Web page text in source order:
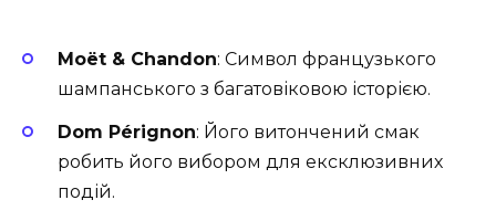
Moët & Chandon: Символ французького
шампанського з багатовіковою історією.
Dom Pérignon: Його витончений смак
робить його вибором для ексклюзивних
подій.